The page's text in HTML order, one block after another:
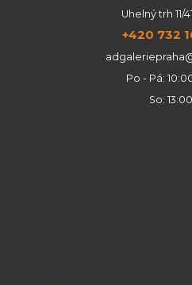
Uhelný trh 11/
+420 732
Po - Pá:
So: 13:00